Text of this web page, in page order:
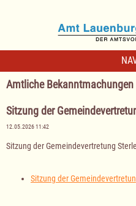
Amtliche Bekanntmachungen
Sitzung der
12.05.2026 11:42
Sitzung der Gemeindevertretung
Sitzung der